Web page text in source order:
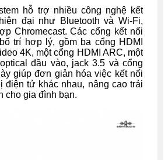
hỗ trợ nhiều công nghệ kết
đại như Bluetooth và Wi-Fi,
Chromecast. Các cổng kết nối
trí hợp lý, gồm ba cổng HDMI
4K, một cổng HDMI ARC, một
đầu vào, jack 3.5 và cổng
giúp đơn giản hóa việc kết nối
điện tử khác nhau, nâng cao trải
cho gia đình bạn.